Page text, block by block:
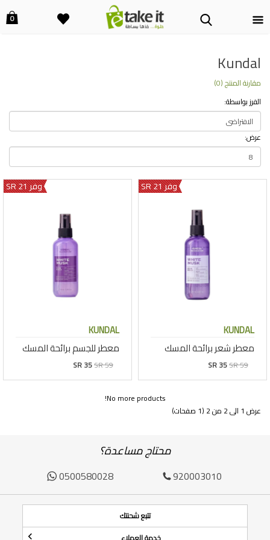
0
Kundal
مقارنة المنتج (0)
الفرز بواسطة:
عرض:
وفر 21 SR
KUNDAL
معطر شعر برائحة المسك
SR 35SR 59
وفر 21 SR
KUNDAL
معطر للجسم برائحة المسك
SR 35SR 59
No more products!
عرض 1 الى 2 من 2 (1 صفحات)
محتاج مساعدة؟
920003010
0500580028
تتبع شحنتك